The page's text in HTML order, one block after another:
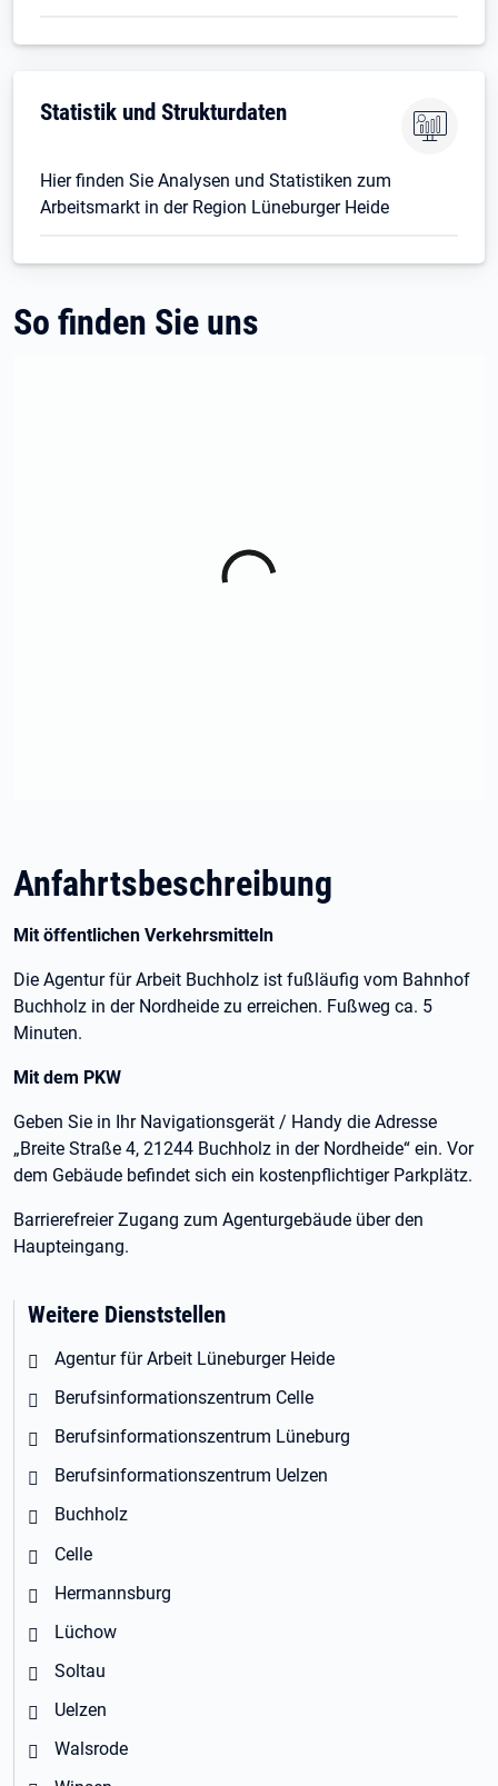
Statistik und Strukturdaten
Hier finden Sie Analysen und Statistiken zum
Arbeitsmarkt in der Region Lüneburger Heide
So finden Sie uns
Anfahrtsbeschreibung
Mit öffentlichen Verkehrsmitteln
Die Agentur für Arbeit Buchholz ist fußläufig vom Bahnhof
Buchholz in der Nordheide zu erreichen. Fußweg ca. 5
Minuten.
Mit dem PKW
Geben Sie in Ihr Navigationsgerät / Handy die Adresse
„Breite Straße 4, 21244 Buchholz in der Nordheide“ ein. Vor
dem Gebäude befindet sich ein kostenpflichtiger Parkplätz.
Barrierefreier Zugang zum Agenturgebäude über den
Haupteingang.
Weitere Dienststellen
Agentur für Arbeit Lüneburger Heide
Berufsinformationszentrum Celle
Berufsinformationszentrum Lüneburg
Berufsinformationszentrum Uelzen
Buchholz
Celle
Hermannsburg
Lüchow
Soltau
Uelzen
Walsrode